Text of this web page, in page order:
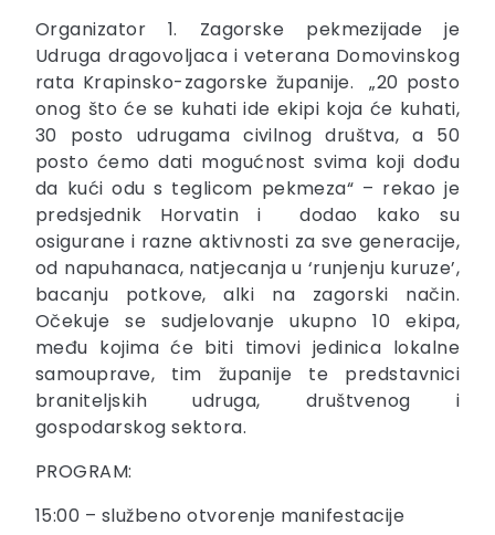
Organizator 1. Zagorske pekmezijade je
Udruga dragovoljaca i veterana Domovinskog
rata Krapinsko-zagorske županije. „20 posto
onog što će se kuhati ide ekipi koja će kuhati,
30 posto udrugama civilnog društva, a 50
posto ćemo dati mogućnost svima koji dođu
da kući odu s teglicom pekmeza“ – rekao je
predsjednik Horvatin i dodao kako su
osigurane i razne aktivnosti za sve generacije,
od napuhanaca, natjecanja u ‘runjenju kuruze’,
bacanju potkove, alki na zagorski način.
Očekuje se sudjelovanje ukupno 10 ekipa,
među kojima će biti timovi jedinica lokalne
samouprave, tim županije te predstavnici
braniteljskih udruga, društvenog i
gospodarskog sektora.
PROGRAM:
15:00 – službeno otvorenje manifestacije